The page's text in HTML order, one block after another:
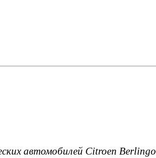
автомобилей Citroen Berlingo